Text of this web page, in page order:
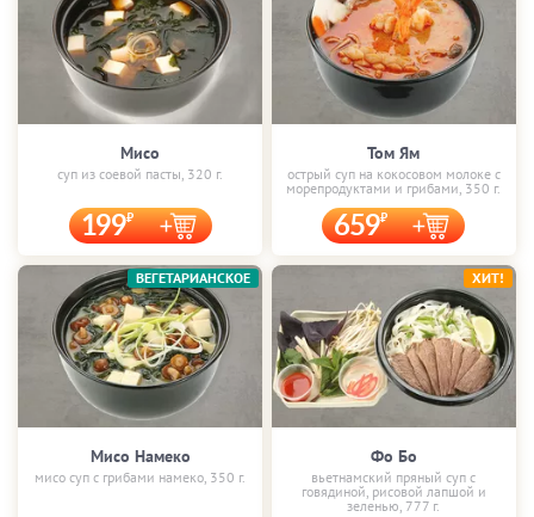
Мисо
суп из соевой пасты, 320 г.
199
Том Ям
острый суп на кокосовом молоке с
морепродуктами и грибами, 350 г.
659
Мисо Намеко
мисо суп с грибами намеко, 350 г.
ВЕГЕТАРИАНСКОЕ
Фо Бо
вьетнамский пряный суп с
говядиной, рисовой лапшой и
зеленью, 777 г.
ХИТ!